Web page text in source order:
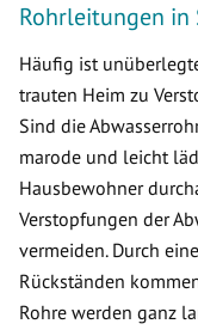
Rohrleitungen in
Häufig ist
trauten Heim zu
Sind die
marode und leicht
Hausbewohner
Verstopfungen der
vermeiden. Durch
Rückständen
Rohre werden ganz